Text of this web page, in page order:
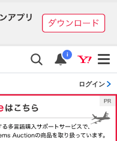
i
ログイン